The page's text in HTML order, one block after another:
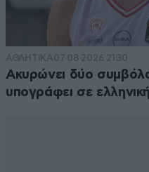
ΑΘΛΗΤΙΚΑ07·08·2026 21:30
Ακυρώνει δύο
υπογράφει σε